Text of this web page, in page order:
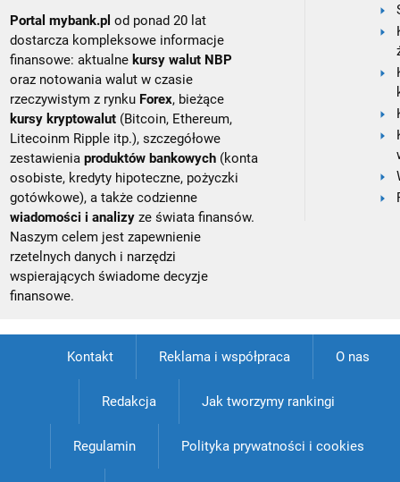
Portal mybank.pl od ponad 20 lat
dostarcza kompleksowe informacje
finansowe: aktualne kursy walut NBP
oraz notowania walut w czasie
rzeczywistym z rynku Forex, bieżące
kursy kryptowalut (Bitcoin, Ethereum,
Litecoinm Ripple itp.), szczegółowe
zestawieniaproduktów bankowych (konta
osobiste, kredyty hipoteczne, pożyczki
gotówkowe), a także codzienne
wiadomości i analizy ze świata finansów.
Naszym celem jest zapewnienie
rzetelnych danych i narzędzi
wspierających świadome decyzje
finansowe.
Kontakt Reklama i współpraca O nas
Redakcja Jak tworzymy rankingi
Regulamin Polityka prywatności i cookies